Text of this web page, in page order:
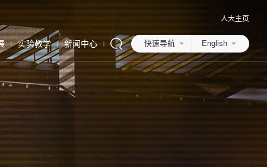
人大主页
实验教学 新闻中心 快速导航 English